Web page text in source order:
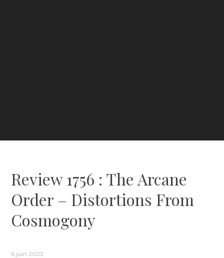
Review 1756 : The Arcane
Order – Distortions From
Cosmogony
6 juin 2023